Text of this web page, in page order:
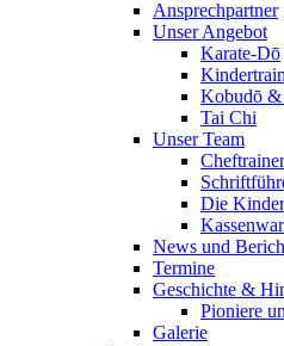
Ansprechpartner
Unser Angebot
Karate-Dō
Kobudō &
Tai Chi
Unser Team
Die
News und
Termine
Geschichte &
Pioniere
Galerie